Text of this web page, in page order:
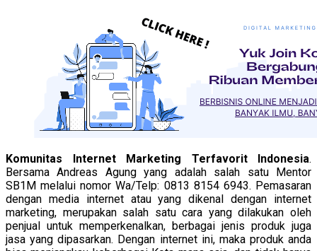
Komunitas Internet Marketing Terfavorit Indonesia.
Bersama Andreas Agung yang adalah salah satu Mentor
SB1M melalui nomor Wa/Telp: 0813 8154 6943. Pemasaran
dengan media internet atau yang dikenal dengan internet
marketing, merupakan salah satu cara yang dilakukan oleh
penjual untuk memperkenalkan, berbagai jenis produk juga
jasa yang dipasarkan. Dengan internet ini, maka produk anda